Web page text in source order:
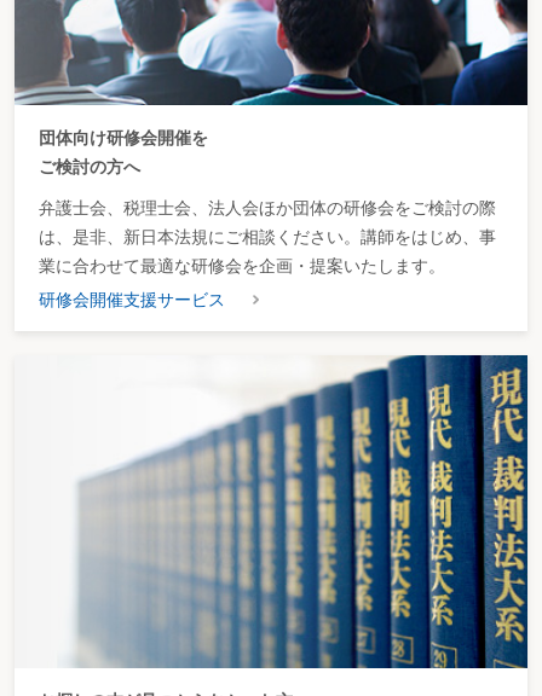
団体向け研修会開催を
ご検討の方へ
弁護士会、税理士会、法人会ほか団体の研修会をご検討の際
は、是非、新日本法規にご相談ください。講師をはじめ、事
業に合わせて最適な研修会を企画・提案いたします。
研修会開催支援サービス